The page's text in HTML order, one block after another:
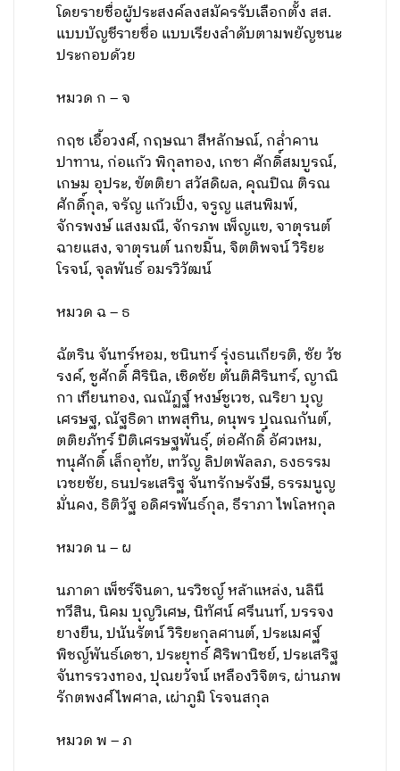
โดยรายชื่อผู้ประสงค์ลงสมัครรับเลือกตั้ง สส.
แบบบัญชีรายชื่อ แบบเรียงลำดับตามพยัญชนะ
ประกอบด้วย
หมวด ก – จ
กฤช เอื้อวงศ์, กฤษณา สีหลักษณ์, กล่ำคาน
ปาทาน, ก่อแก้ว พิกุลทอง, เกชา ศักดิ์สมบูรณ์,
เกษม อุประ, ขัตติยา สวัสดิผล, คุณปิณ ติรณ
ศักดิ์กุล, จรัญ แก้วเป็ง, จรูญ แสนพิมพ์,
จักรพงษ์ แสงมณี, จักรภพ เพ็ญแข, จาตุรนต์
ฉายแสง, จาตุรนต์ นกขมิ้น, จิตติพจน์ วิริยะ
โรจน์, จุลพันธ์ อมรวิวัฒน์
หมวด ฉ – ธ
ฉัตริน จันทร์หอม, ชนินทร์ รุ่งธนเกียรติ, ชัย วัช
รงค์, ชูศักดิ์ ศิรินิล, เชิดชัย ตันติศิรินทร์, ญาณิ
กา เทียนทอง, ณณัฏฐ์ หงษ์ชูเวช, ณริยา บุญ
เศรษฐ, ณัฐธิดา เทพสุทิน, ดนุพร ปุณณกันต์,
ตติยภัทร์ ปิติเศรษฐพันธุ์, ต่อศักดิ์ อัศวเหม,
ทนุศักดิ์ เล็กอุทัย, เทวัญ ลิปตพัลลภ, ธงธรรม
เวชยชัย, ธนประเสริฐ จันทรักษรังษี, ธรรมนูญ
มั่นคง, ธิติวัฐ อดิศรพันธ์กุล, ธีราภา ไพโลหกุล
หมวด น – ผ
นภาดา เพ็ชร์จินดา, นรวิชญ์ หล้าแหล่ง, นลินี
ทวีสิน, นิคม บุญวิเศษ, นิทัศน์ ศรีนนท์, บรรจง
ยางยืน, ปนันรัตน์ วิริยะกุลศานต์, ประเมศฐ์
พิชญ์พันธ์เดชา, ประยุทธ์ ศิริพานิชย์, ประเสริฐ
จันทรรวงทอง, ปุณยวัจน์ เหลืองวิจิตร, ผ่านภพ
รักตพงศ์ไพศาล, เผ่าภูมิ โรจนสกุล
หมวด พ – ภ